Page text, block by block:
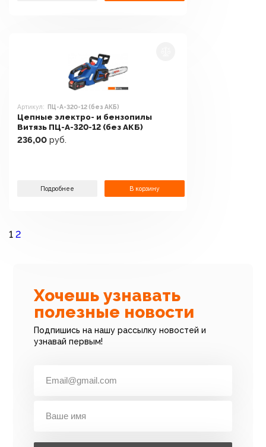
Артикул: ПЦ-А-320-12 (без АКБ)
Цепные электро- и бензопилы
Витязь ПЦ-А-320-12 (без АКБ)
236,00 руб.
Подробнее В корзину
1 2
Хочешь узнавать
полезные новости
Подпишись на нашу рассылку новостей и
узнавай первым!